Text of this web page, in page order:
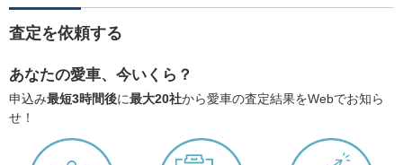
査定を依頼する
あなたの愛車、今いくら？
申込み最短3時間後に最大20社から愛車の査定結果をWebでお知ら
せ！